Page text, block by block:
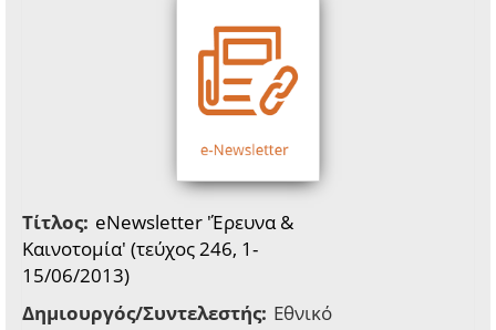
Τίτλος: eNewsletter 'Έρευνα &
Καινοτομία' (τεύχος 246, 1-
15/06/2013)
Δημιουργός/Συντελεστής: Εθνικό